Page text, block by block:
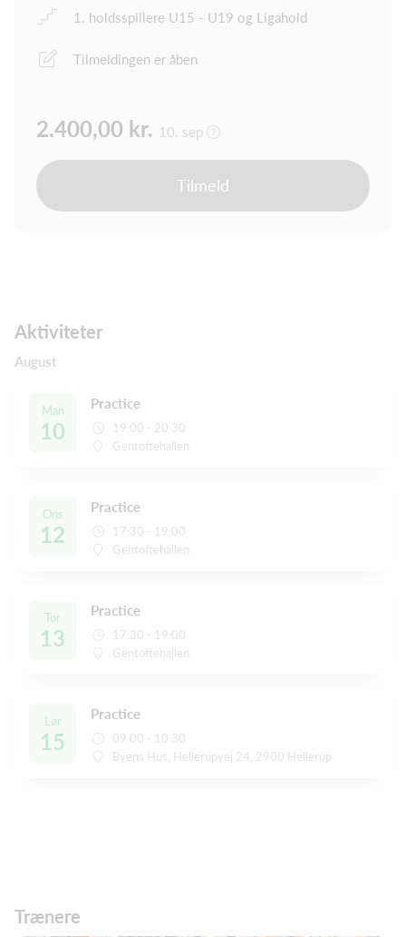
1. holdsspillere U15 - U19 og Ligahold
Tilmeldingen er åben
2.400,00 kr. 10. sep
Tilmeld
Aktiviteter
August
Man
10
Practice
19:00 - 20:30
Gentoftehallen
Ons
12
Practice
17:30 - 19:00
Gentoftehallen
Tor
13
Practice
17:30 - 19:00
Gentoftehallen
Lør
15
Practice
09:00 - 10:30
Byens Hus, Hellerupvej 24, 2900 Hellerup
Trænere